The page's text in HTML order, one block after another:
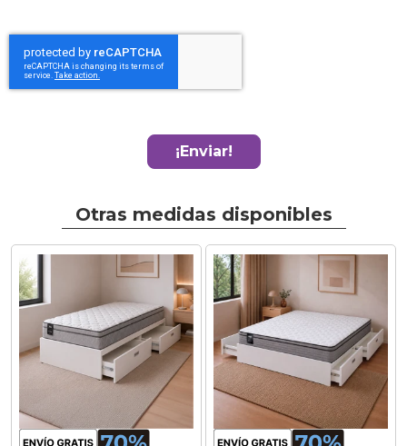
¡Enviar!
Otras medidas disponibles